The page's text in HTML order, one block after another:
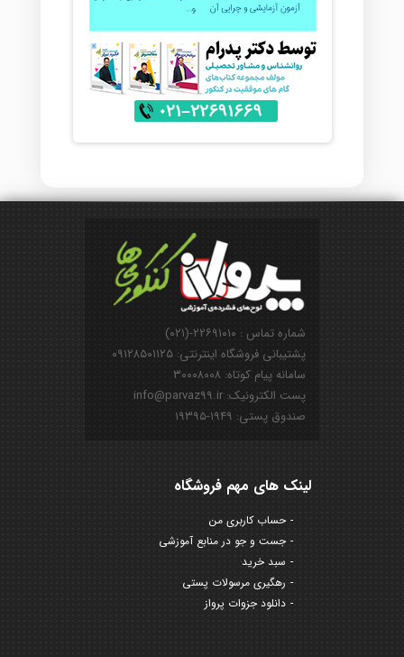
شماره تماس : ۲۲۶۹۱۰۱۰-(۰۲۱)
پشتیبانی فروشگاه اینترنتی: ۰۹۱۲۸۵۰۱۱۲۵
سامانه پیام کوتاه: ۳۰۰۰۸۰۰۸
پست الکترونیک: info@parvaz99.ir
صندوق پستی: ۱۹۴۹-۱۹۳۹۵
لینک های مهم فروشگاه
حساب کاربری من
جست و جو در منابع آموزشی
سبد خرید
رهگیری مرسولات پستی
دانلود جزوات پرواز